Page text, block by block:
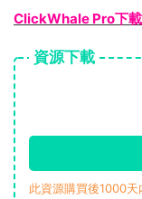
ClickWhale Pro下載
資源下載
此資源購買後1000